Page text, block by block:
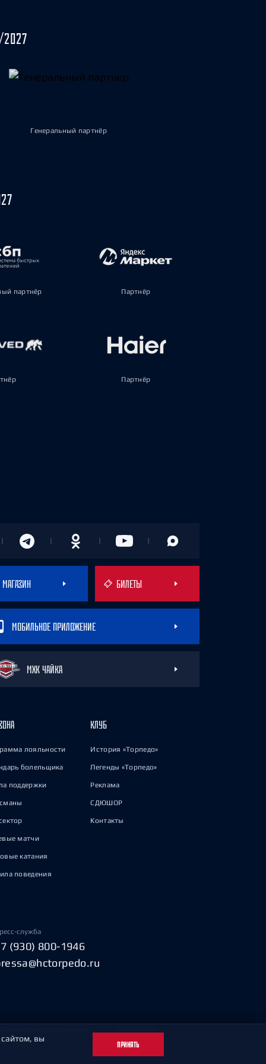
Генеральный партнёр
партнёр Партнёр
Партнёр
МАГАЗИН БИЛЕТЫ
МОБИЛЬНОЕ ПРИЛОЖЕНИЕ
МХК ЧАЙКА
лояльности
болельщика
поддержки
матчи
катания
поведения
КЛУБ
История «Торпедо»
Легенды «Торпедо»
Реклама
СДЮШОР
Контакты
служба
(930) 800-1946
сайтом, вы
ПРИНЯТЬ